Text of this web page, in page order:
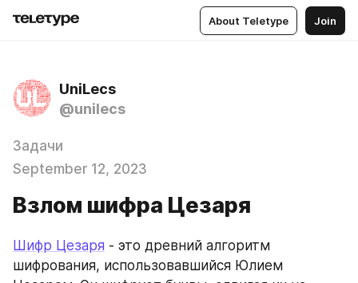
About Teletype Join
UniLecs
@unilecs
Задачи
September 12, 2023
Взлом шифра Цезаря
Шифр Цезаря - это древний алгоритм
шифрования, использовавшийся Юлием